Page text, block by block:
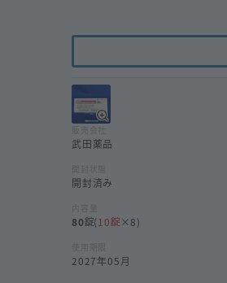
武田薬品
開封済み
80 (10 ×8)
2027年05月